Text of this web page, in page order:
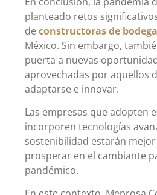
planteado retos
de constructoras de
México. Sin embargo,
puerta a nuevas
aprovechadas por aquellos
adaptarse e innovar.
Las empresas que adopten
incorporen tecnologías
sostenibilidad estarán
prosperar en el cambiante
pandémico.